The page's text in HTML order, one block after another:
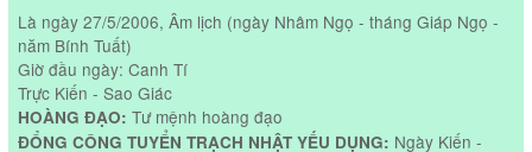
Là ngày 27/5/2006, Âm lịch (ngày Nhâm Ngọ - tháng Giáp Ngọ -
năm Bính Tuất)
Giờ đầu ngày: Canh Tí
Trực Kiến - Sao Giác
HOÀNG ĐẠO: Tư mệnh hoàng đạo
ĐỔNG CÔNG TUYỂN TRẠCH NHẬT YẾU DỤNG: Ngày Kiến -